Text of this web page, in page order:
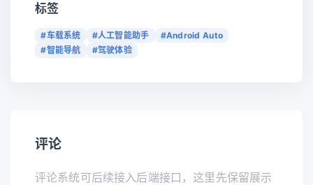
标签
#车载系统 #人工智能助手
#Android Auto
#智能导航
#驾驶体验
评论
评论系统可后续接入后端接口，这里先保留展示